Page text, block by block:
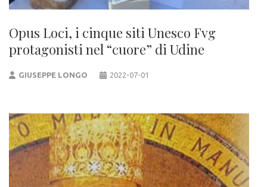
Opus Loci, i cinque siti Unesco Fvg
protagonisti nel “cuore” di Udine
GIUSEPPE LONGO 2022-07-01